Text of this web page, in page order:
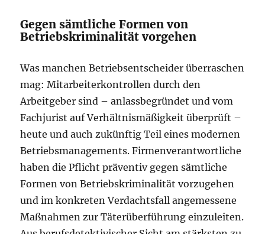
Gegen sämtliche Formen von
Betriebskriminalität vorgehen
Was manchen Betriebsentscheider überraschen
mag: Mitarbeiterkontrollen durch den
Arbeitgeber sind – anlassbegründet und vom
Fachjurist auf Verhältnismäßigkeit überprüft –
heute und auch zukünftig Teil eines modernen
Betriebsmanagements. Firmenverantwortliche
haben die Pflicht präventiv gegen sämtliche
Formen von Betriebskriminalität vorzugehen
und im konkreten Verdachtsfall angemessene
Maßnahmen zur Täterüberführung einzuleiten.